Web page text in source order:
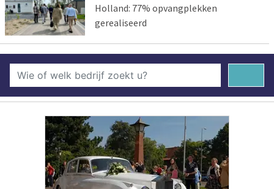
Holland: 77% opvangplekken
gerealiseerd